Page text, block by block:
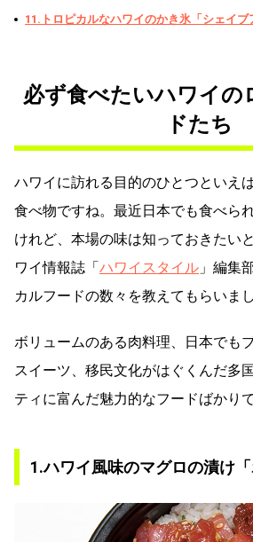
11.トロピカルなハワイのかき氷「シェイブ
必ず食べたいハワイの
ドたち
ハワイに訪れる目的のひとつといえ
食べ物ですね。最近日本でも食べら
けれど、本場の味は知っておきたい
ワイ情報誌「ハワイスタイル 」編集
カルフードの数々を教えてもらいまし
ボリュームのある肉料理、日本でも
スイーツ、移民文化がはぐくんだ多
ティに富んだ魅力的なフードばかりで
1.ハワイ風味のマグロの漬け「